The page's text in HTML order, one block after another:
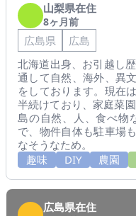
山梨県在住
8ヶ月前
広島県
広島
北海道出身、お引越し
通して自然、海外、異
をしております。現在
半続けており、家庭菜
島の自然、人、食べ物
で、物件自体も駐車場
なそうなため。
趣味
DIY 農園
広島県在住